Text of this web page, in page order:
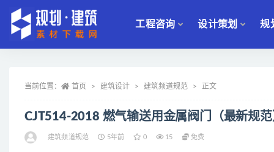
工程咨询 设计策划 规
当前位置： 首页 建筑设计 建筑频道规范 正文
CJT514-2018 燃气输送用金属阀门（最新规
建筑频道规范 5年前 0 15 免费